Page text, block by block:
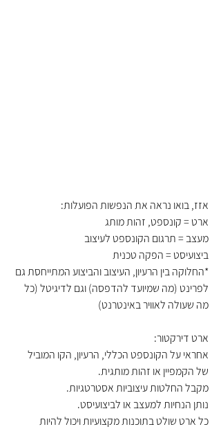
אזז, בואו נראה את הנפשות הפועלות:
ארט = קונספט, זהות מותג
מעצב = תרגום הקונספט לעיצוב
ביצועיסט = הפקה טכנית
*החלוקה בין הרעיון, העיצוב והביצוע המתייחסת גם
לפרינט (מה שמיועד להדפסה) וגם לדיגיטל (כל
מה שעולה לאוויר באינטרנט)
ארט דירקטור:
אחראי על הקונספט הכללי, הרעיון, הקו המוביל
של הקמפיין או זהות מותגית.
מקבל החלטות עיצוביות אסטרטגיות.
נותן הנחיות למעצב או לביצועיסט.
כל ארט שולט בתוכנות מקצועיות ויכול להיות